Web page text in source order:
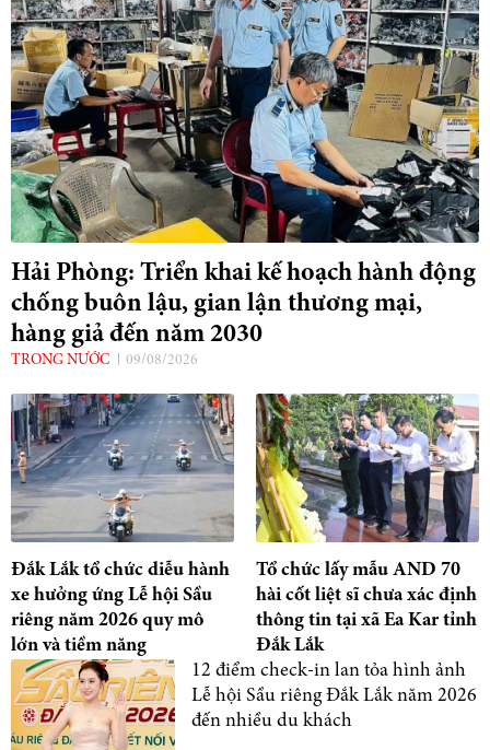
Hải Phòng: Triển khai kế hoạch hành động
chống buôn lậu, gian lận thương mại,
hàng giả đến năm 2030
TRONG NƯỚC 09/08/2026
Đắk Lắk tổ chức diễu hành
xe hưởng ứng Lễ hội Sầu
riêng năm 2026 quy mô
lớn và tiềm năng
Tổ chức lấy mẫu AND 70
hài cốt liệt sĩ chưa xác định
thông tin tại xã Ea Kar tỉnh
Đắk Lắk
12 điểm check-in lan tỏa hình ảnh
Lễ hội Sầu riêng Đắk Lắk năm 2026
đến nhiều du khách